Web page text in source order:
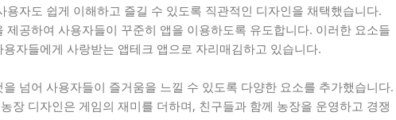
용자도 쉽게 이해하고 즐길 수 있도록 직관적인 디자인을 채택했습니다.
제공하여 사용자들이 꾸준히 앱을 이용하도록 유도합니다. 이러한 요소들
자들에게 사랑받는 앱테크 앱으로 자리매김하고 있습니다.
넘어 사용자들이 즐거움을 느낄 수 있도록 다양한 요소를 추가했습니다.
장 디자인은 게임의 재미를 더하며, 친구들과 함께 농장을 운영하고 경쟁